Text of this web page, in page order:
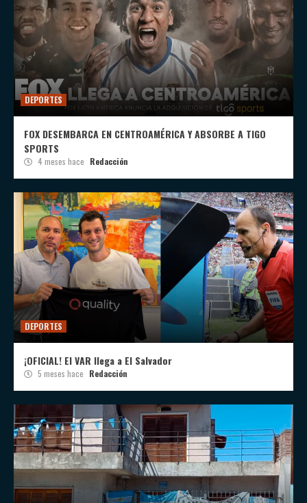
DEPORTES
FOX DESEMBARCA EN CENTROAMÉRICA Y ABSORBE A TIGO
SPORTS
4 meses hace Redacción
DEPORTES
¡OFICIAL! El VAR llega a El Salvador
5 meses hace Redacción